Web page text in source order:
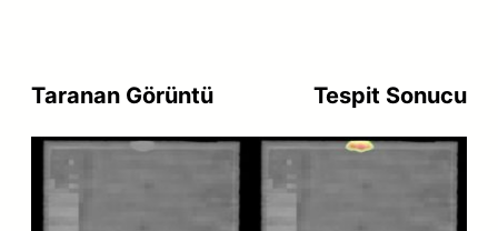
Taranan Görüntü Tespit Sonucu